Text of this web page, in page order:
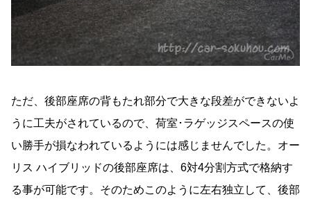
ただ、後部座席の背もたれ部分で大きな段差ができないよ
うに工夫がされているので、荷室･ラゲッジスペースの使
い勝手が損なわれているようには感じませんでした。オー
リス ハイブリッドの後部座席は、6対4分割方式で格納す
る事が可能です。そのためこのように左右独立して、後部